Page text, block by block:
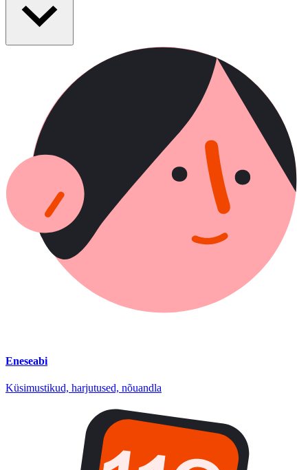
Eneseabi
Küsimustikud, harjutused, nõuandla